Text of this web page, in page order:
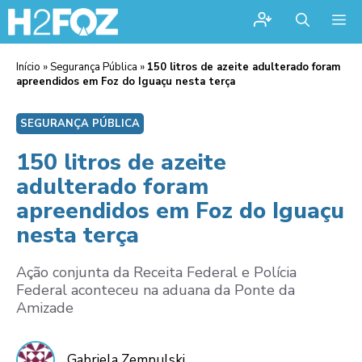
Início »Segurança Pública » 150 litros de azeite adulterado foram
apreendidos em Foz do Iguaçu nesta terça
SEGURANÇA PÚBLICA
150 litros de azeite
adulterado foram
apreendidos em Foz do Iguaçu
nesta terça
Ação conjunta da Receita Federal e Polícia
Federal aconteceu na aduana da Ponte da
Amizade